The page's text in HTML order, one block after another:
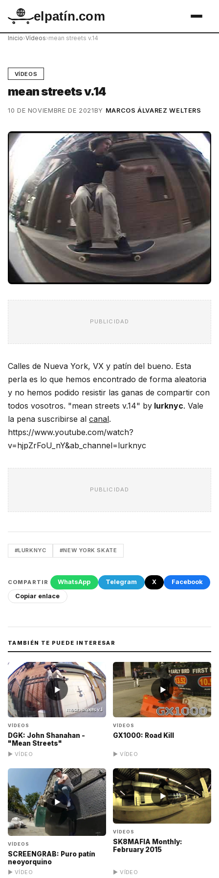
elpatín.com
Inicio›Vídeos›mean streets v.14
VÍDEOS
mean streets v.14
10 DE NOVIEMBRE DE 2021BY MARCOS ÁLVAREZ WELTERS
PUBLICIDAD
Calles de Nueva York, VX y patín del bueno. Esta
perla es lo que hemos encontrado de forma aleatoria
y no hemos podido resistir las ganas de compartir con
todos vosotros. "mean streets v.14" by lurknyc. Vale
la pena suscribirse al canal.
https://www.youtube.com/watch?
v=hjpZrFoU_nY&ab_channel=lurknyc
PUBLICIDAD
#LURKNYC #NEW YORK SKATE
COMPARTIR WhatsApp Telegram X
Facebook
Copiar enlace
TAMBIÉN TE PUEDE INTERESAR
▶
VÍDEOS
DGK: John Shanahan -
"Mean Streets"
▶ VÍDEO
▶
VÍDEOS
GX1000: Road Kill
▶ VÍDEO
▶
VÍDEOS
SCREENGRAB: Puro patín
neoyorquino
▶ VÍDEO
▶
VÍDEOS
SK8MAFIA Monthly:
February 2015
▶ VÍDEO